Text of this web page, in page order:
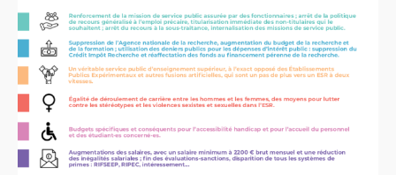
L’actualité de la branche
Année 2025
Année 2024
Année 2022
Année 2020
Année 2018
Année 2017
INRAE